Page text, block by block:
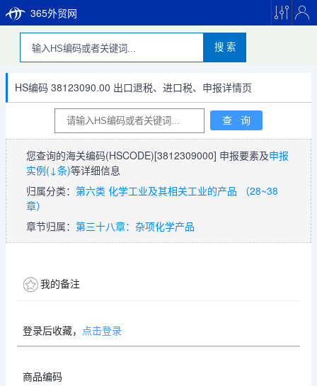
365外贸网
搜 索
HS编码 38123090.00 出口退税、进口税、申报详情页
您查询的海关编码(HSCODE)[3812309000] 申报要素及申报
实例(↓条)等详细信息
归属分类： 第六类 化学工业及其相关工业的产品 （28~38
章）
章节归属： 第三十八章：杂项化学产品
我的备注
登录后收藏， 点击登录
商品编码